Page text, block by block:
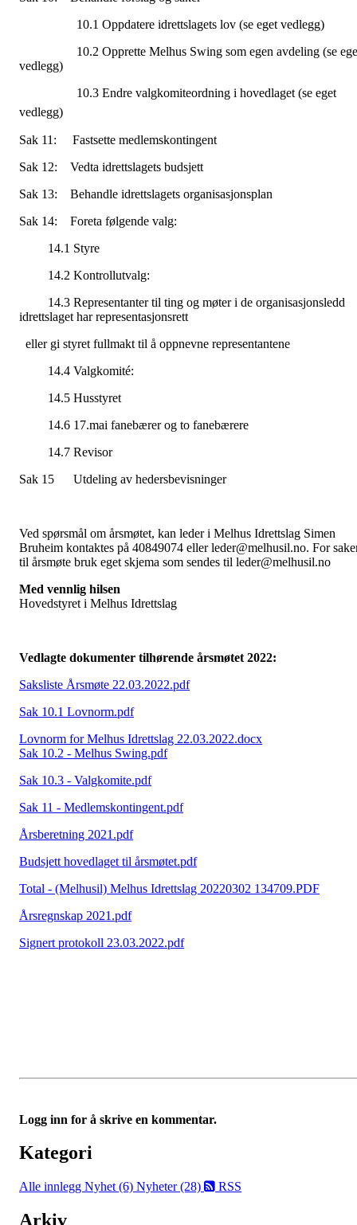
10.1 Oppdatere idrettslagets lov (se eget vedlegg)
10.2 Opprette Melhus Swing som egen avdeling (se
vedlegg)
10.3 Endre valgkomiteordning i hovedlaget (se eget
vedlegg)
Sak 11: Fastsette medlemskontingent
Sak 12: Vedta idrettslagets budsjett
Sak 13: Behandle idrettslagets organisasjonsplan
Sak 14: Foreta følgende valg:
14.1 Styre
14.2 Kontrollutvalg:
14.3 Representanter til ting og møter i de organisasjonsledd
idrettslaget har representasjonsrett
eller gi styret fullmakt til å oppnevne representantene
14.4 Valgkomité:
14.5 Husstyret
14.6 17.mai fanebærer og to fanebærere
14.7 Revisor
Sak 15 Utdeling av hedersbevisninger
Ved spørsmål om årsmøtet, kan leder i Melhus Idrettslag Simen
Bruheim kontaktes på 40849074 eller leder@melhusil.no. For
til årsmøte bruk eget skjema som sendes til leder@melhusil.no
Med vennlig hilsen
Hovedstyret i Melhus Idrettslag
Vedlagte dokumenter tilhørende årsmøtet 2022:
Saksliste Årsmøte 22.03.2022.pdf
Sak 10.1 Lovnorm.pdf
Lovnorm for Melhus Idrettslag 22.03.2022.docx
Sak 10.2 - Melhus Swing.pdf
Sak 10.3 - Valgkomite.pdf
Sak 11 - Medlemskontingent.pdf
Årsberetning 2021.pdf
Budsjett hovedlaget til årsmøtet.pdf
Total - (Melhusil) Melhus Idrettslag 20220302 134709.PDF
Årsregnskap 2021.pdf
Signert protokoll 23.03.2022.pdf
Logg inn for å skrive en kommentar.
Kategori
Alle innlegg Nyhet (6) Nyheter (28) RSS
Arkiv